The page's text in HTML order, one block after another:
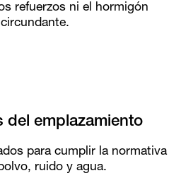
refuerzos ni el hormigón
circundante.
del emplazamiento
para cumplir la normativa
ruido y agua.